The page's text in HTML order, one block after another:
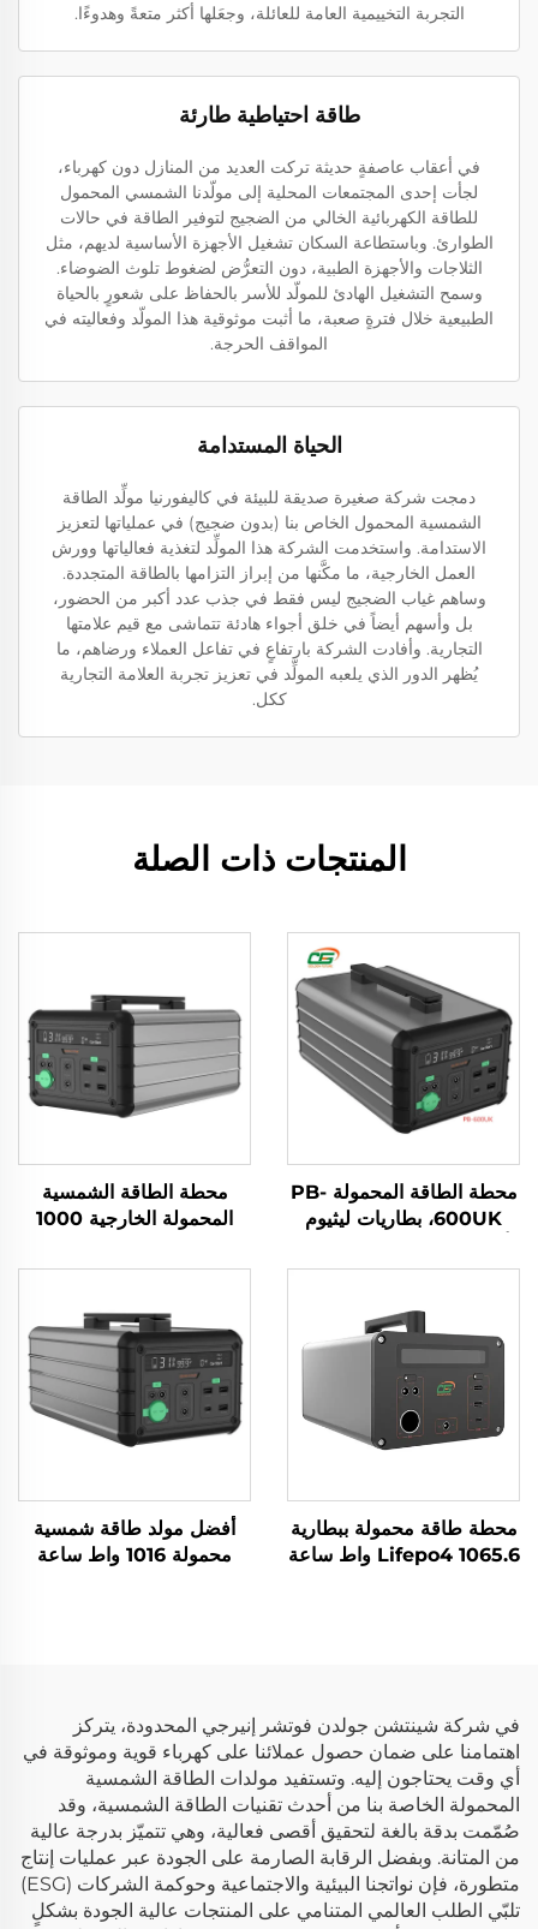
التجربة التخييمية العامة للعائلة، وجعَلها أكثر متعةً وهدوءًا.
طاقة احتياطية طارئة
في أعقاب عاصفةٍ حديثة تركت العديد من المنازل دون كهرباء،
لجأت إحدى المجتمعات المحلية إلى مولّدنا الشمسي المحمول
للطاقة الكهربائية الخالي من الضجيج لتوفير الطاقة في حالات
الطوارئ. وباستطاعة السكان تشغيل الأجهزة الأساسية لديهم، مثل
الثلاجات والأجهزة الطبية، دون التعرُّض لضغوط تلوث الضوضاء.
وسمح التشغيل الهادئ للمولّد للأسر بالحفاظ على شعورٍ بالحياة
الطبيعية خلال فترةٍ صعبة، ما أثبت موثوقية هذا المولّد وفعاليته في
المواقف الحرجة.
الحياة المستدامة
دمجت شركة صغيرة صديقة للبيئة في كاليفورنيا مولِّد الطاقة
الشمسية المحمول الخاص بنا (بدون ضجيج) في عملياتها لتعزيز
الاستدامة. واستخدمت الشركة هذا المولِّد لتغذية فعالياتها وورش
العمل الخارجية، ما مكَّنها من إبراز التزامها بالطاقة المتجددة.
وساهم غياب الضجيج ليس فقط في جذب عدد أكبر من الحضور،
بل وأسهم أيضاً في خلق أجواء هادئة تتماشى مع قيم علامتها
التجارية. وأفادت الشركة بارتفاعٍ في تفاعل العملاء ورضاهم، ما
يُظهر الدور الذي يلعبه المولِّد في تعزيز تجربة العلامة التجارية
ككل.
المنتجات ذات الصلة
محطة الطاقة المحمولة PB-
600UK، بطاريات ليثيوم
للسفر والمخيمات
محطة الطاقة الشمسية
المحمولة الخارجية 1000
LiFePO4
محطة طاقة محمولة ببطارية
Lifepo4 1065.6 واط ساعة
أفضل مولد طاقة شمسية
محمولة 1016 واط ساعة
في شركة شينتشن جولدن فوتشر إنيرجي المحدودة، يتركز
اهتمامنا على ضمان حصول عملائنا على كهرباء قوية وموثوقة في
أي وقت يحتاجون إليه. وتستفيد مولدات الطاقة الشمسية
المحمولة الخاصة بنا من أحدث تقنيات الطاقة الشمسية، وقد
صُمّمت بدقة بالغة لتحقيق أقصى فعالية، وهي تتميّز بدرجة عالية
من المتانة. وبفضل الرقابة الصارمة على الجودة عبر عمليات إنتاج
متطورة، فإن نواتجنا البيئية والاجتماعية وحوكمة الشركات (ESG)
تلبّي الطلب العالمي المتنامي على المنتجات عالية الجودة بشكلٍ